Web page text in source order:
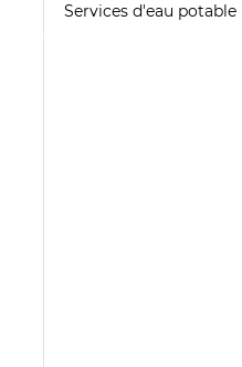
Services d'eau potable